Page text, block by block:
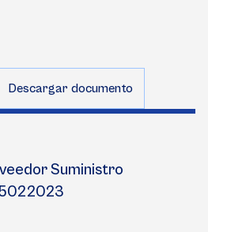
Descargar documento
Suministro